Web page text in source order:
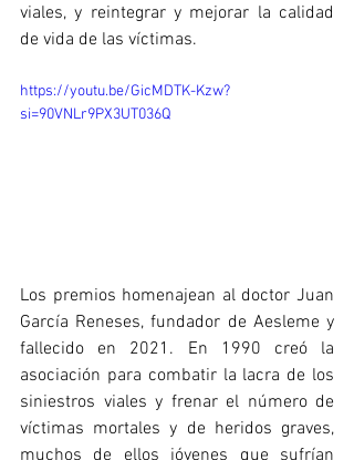
viales, y reintegrar y mejorar la calidad
de vida de las víctimas.
https://youtu.be/GicMDTK-Kzw?
si=90VNLr9PX3UT036Q
Los premios homenajean al doctor Juan
García Reneses, fundador de Aesleme y
fallecido en 2021. En 1990 creó la
asociación para combatir la lacra de los
siniestros viales y frenar el número de
víctimas mortales y de heridos graves,